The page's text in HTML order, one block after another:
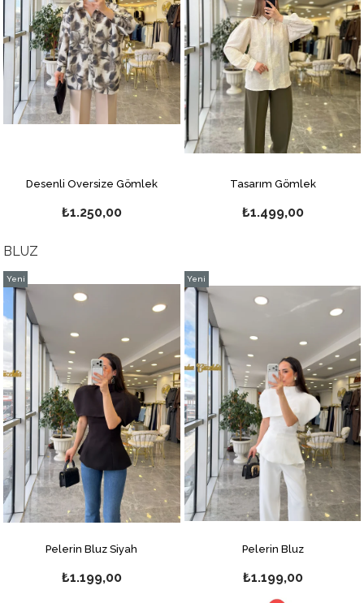
Desenli Oversize Gömlek
₺1.250,00
Tasarım Gömlek
₺1.499,00
BLUZ
Pelerin Bluz
₺1.199,00
Yeni
Ürün
Gold Düğme Detaylı Bluz
₺1.124,10
₺1.249,00
Yeni
Ürün